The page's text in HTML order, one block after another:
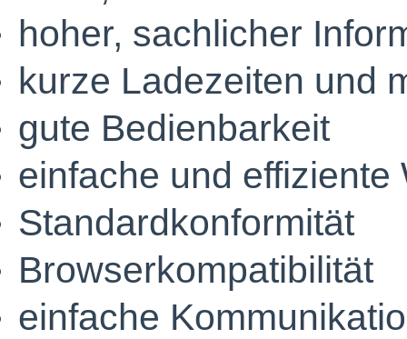
hoher, sachlicher
kurze Ladezeiten und
gute Bedienbarkeit
einfache und effiziente
Standardkonformität
Browserkompatibilität
einfache